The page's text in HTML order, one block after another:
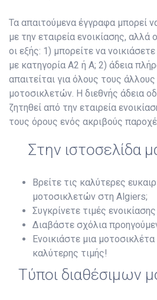
Τα απαιτούμενα έγγραφα μπορεί
με την εταιρεία ενοικίασης, αλλά
οι εξής: 1) μπορείτε να
με κατηγορία Α2 ή Α; 2) άδεια
απαιτείται για όλους τους
μοτοσικλετών. Η διεθνής άδεια
ζητηθεί από την εταιρεία
τους όρους ενός ακριβούς
Στην ιστοσελίδα
Βρείτε τις καλύτερες
μοτοσικλετών στη Algiers;
Συγκρίνετε τιμές
Διαβάστε σχόλια
Ενοικιάστε μια
καλύτερης τιμής!
Τύποι διαθέσιμων